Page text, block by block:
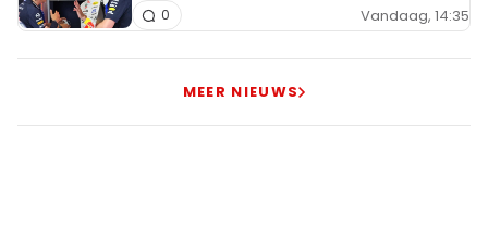
Vandaag, 14:35
0
MEER NIEUWS